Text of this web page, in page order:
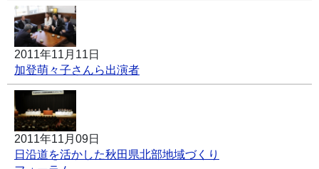
2011年11月11日
加登萌々子さんら出演者
2011年11月09日
日沿道を活かした秋田県北部地域づくり